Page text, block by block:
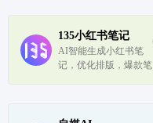
135小红书笔记
AI智能生成小红书笔
记，优化排版，爆款笔